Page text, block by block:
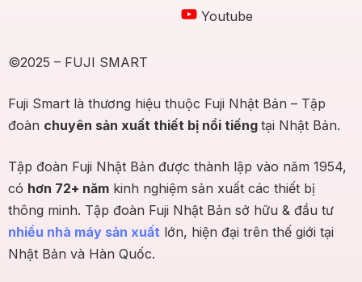
Youtube
©2025 – FUJI SMART
Fuji Smart là thương hiệu thuộc Fuji Nhật Bản – Tập
đoàn chuyên sản xuất thiết bị nổi tiếng tại Nhật Bản.
Tập đoàn Fuji Nhật Bản được thành lập vào năm 1954,
có hơn 72+ năm kinh nghiệm sản xuất các thiết bị
thông minh. Tập đoàn Fuji Nhật Bản sở hữu & đầu tư
nhiều nhà máy sản xuất lớn, hiện đại trên thế giới tại
Nhật Bản và Hàn Quốc.